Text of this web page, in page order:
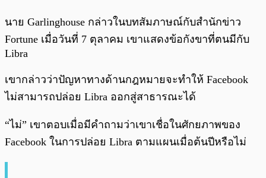
นาย Garlinghouse กล่าวในบทสัมภาษณ์กับสำนักข่าว
Fortune เมื่อวันที่ 7 ตุลาคม เขาแสดงข้อกังขาที่ตนมีกับ
Libra
เขากล่าวว่าปัญหาทางด้านกฎหมายจะทำให้ Facebook
ไม่สามารถปล่อย Libra ออกสู่สาธารณะได้
“ไม่” เขาตอบเมื่อมีคำถามว่าเขาเชื่อในศักยภาพของ
Facebook ในการปล่อย Libra ตามแผนเมื่อต้นปีหรือไม่